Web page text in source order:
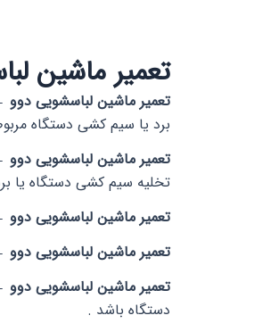
تعمیر ماشین
تعمیر ماشین لباسشویی
برد یا سیم کشی دستگاه
تعمیر ماشین لباسشویی دوو
تخلیه سیم کشی دستگاه یا
تعمیر ماشین لباسشویی دوو
تعمیر ماشین لباسشویی دوو
تعمیر ماشین لباسشویی دوو
دستگاه باشد .